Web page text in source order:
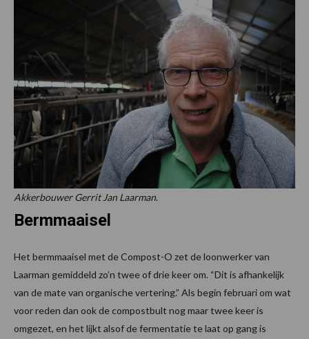
Akkerbouwer Gerrit Jan Laarman.
Bermmaaisel
Het bermmaaisel met de Compost-O zet de loonwerker van
Laarman gemiddeld zo’n twee of drie keer om. “Dit is afhankelijk
van de mate van organische vertering.” Als begin februari om wat
voor reden dan ook de compostbult nog maar twee keer is
omgezet, en het lijkt alsof de fermentatie te laat op gang is